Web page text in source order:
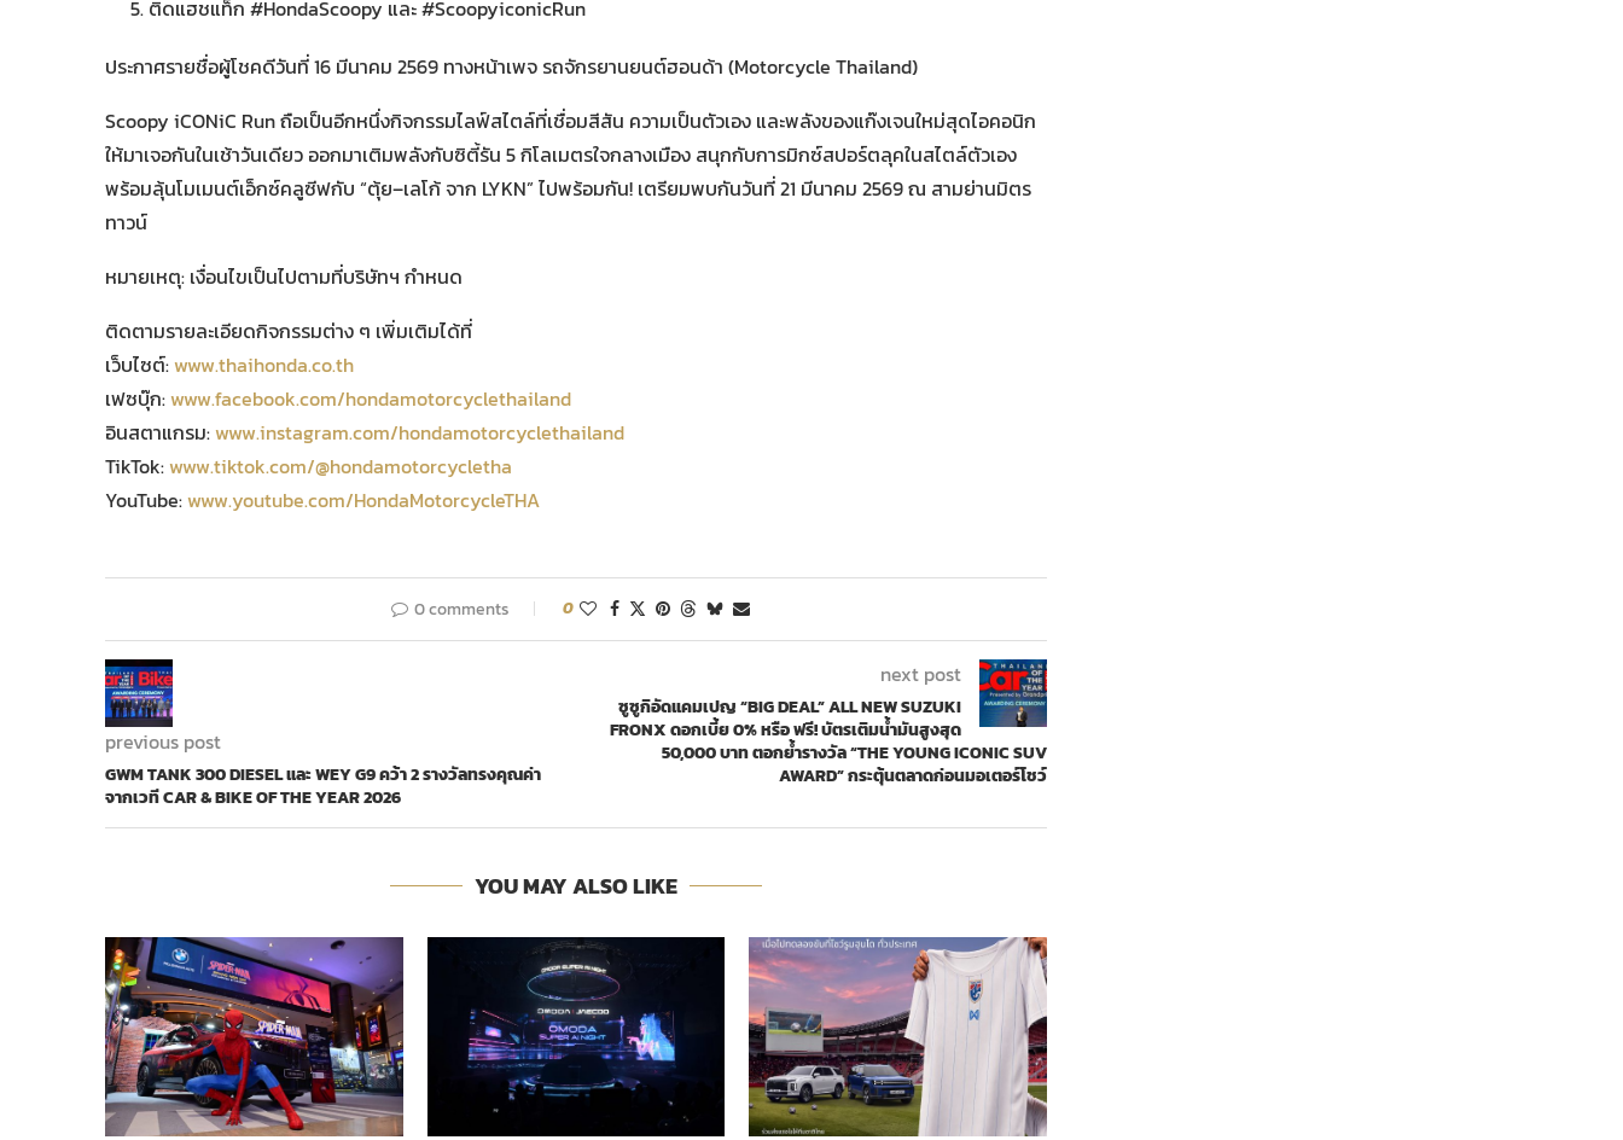
ติดแฮชแท็ก #HondaScoopy และ #ScoopyiconicRun
ประกาศรายชื่อผู้โชคดีวันที่ 16 มีนาคม 2569 ทางหน้าเพจ รถจักรยานยนต์ฮอนด้า (Motorcycle Thailand)
Scoopy iCONiC Run ถือเป็นอีกหนึ่งกิจกรรมไลฟ์สไตล์ที่เชื่อมสีสัน ความเป็นตัวเอง และพลังของแก๊งเจนใหม่สุดไอคอนิก
ให้มาเจอกันในเช้าวันเดียว ออกมาเติมพลังกับซิตี้รัน 5 กิโลเมตรใจกลางเมือง สนุกกับการมิกซ์สปอร์ตลุคในสไตล์ตัวเอง
พร้อมลุ้นโมเมนต์เอ็กซ์คลูซีฟกับ “ตุ้ย–เลโก้ จาก LYKN” ไปพร้อมกัน! เตรียมพบกันวันที่ 21 มีนาคม 2569 ณ สามย่านมิตร
ทาวน์
หมายเหตุ: เงื่อนไขเป็นไปตามที่บริษัทฯ กำหนด
ติดตามรายละเอียดกิจกรรมต่าง ๆ เพิ่มเติมได้ที่
เว็บไซต์:www.thaihonda.co.th
เฟซบุ๊ก:www.facebook.com/hondamotorcyclethailand
อินสตาแกรม:www.instagram.com/hondamotorcyclethailand
TikTok:www.tiktok.com/@hondamotorcycletha
YouTube:www.youtube.com/HondaMotorcycleTHA
0 comments 0
previous post
GWM TANK 300 DIESEL และ WEY G9 คว้า 2 รางวัลทรงคุณค่า
จากเวที CAR & BIKE OF THE YEAR 2026
next post
ซูซูกิอัดแคมเปญ “BIG DEAL” ALL NEW SUZUKI
FRONX ดอกเบี้ย 0% หรือ ฟรี! บัตรเติมน้ำมันสูงสุด
50,000 บาท ตอกย้ำรางวัล “THE YOUNG ICONIC SUV
AWARD” กระตุ้นตลาดก่อนมอเตอร์โชว์
YOU MAY ALSO LIKE